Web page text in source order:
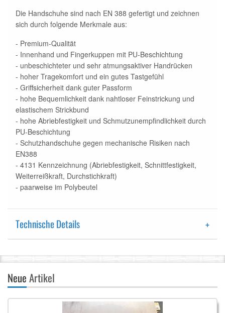
Die Handschuhe sind nach EN 388 gefertigt und zeichnen
sich durch folgende Merkmale aus:
- Premium-Qualität
- Innenhand und Fingerkuppen mit PU-Beschichtung
- unbeschichteter und sehr atmungsaktiver Handrücken
- hoher Tragekomfort und ein gutes Tastgefühl
- Griffsicherheit dank guter Passform
- hohe Bequemlichkeit dank nahtloser Feinstrickung und
elastischem Strickbund
- hohe Abriebfestigkeit und Schmutzunempfindlichkeit durch
PU-Beschichtung
- Schutzhandschuhe gegen mechanische Risiken nach
EN388
- 4131 Kennzeichnung (Abriebfestigkeit, Schnittfestigkeit,
Weiterreißkraft, Durchstichkraft)
- paarweise im Polybeutel
Technische Details
NeueArtikel